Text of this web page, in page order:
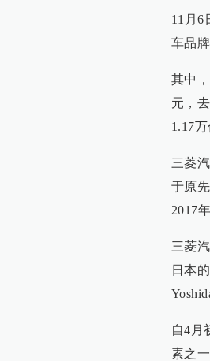
11月6
车品
其中
元，
1.17
三菱
于原
2017
三菱
日本
自4月
素之